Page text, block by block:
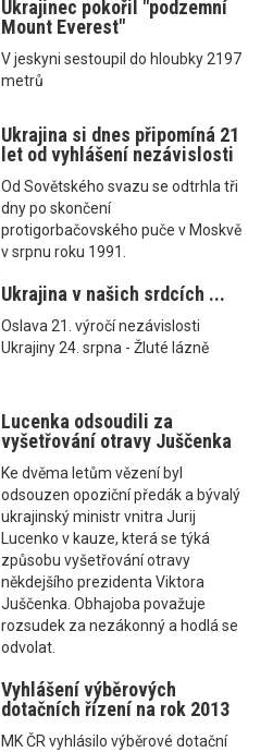
Ukrajinec pokořil "podzemní
Mount Everest"
V jeskyni sestoupil do hloubky 2197
metrů
Ukrajina si dnes připomíná 21
let od vyhlášení nezávislosti
Od Sovětského svazu se odtrhla tři
dny po skončení
protigorbačovského puče v Moskvě
v srpnu roku 1991.
Ukrajina v našich srdcích ...
Oslava 21. výročí nezávislosti
Ukrajiny 24. srpna - Žluté lázně
Lucenka odsoudili za
vyšetřování otravy Juščenka
Ke dvěma letům vězení byl
odsouzen opoziční předák a bývalý
ukrajinský ministr vnitra Jurij
Lucenko v kauze, která se týká
způsobu vyšetřování otravy
někdejšího prezidenta Viktora
Juščenka. Obhajoba považuje
rozsudek za nezákonný a hodlá se
odvolat.
Vyhlášení výběrových
dotačních řízení na rok 2013
MK ČR vyhlásilo výběrové dotační